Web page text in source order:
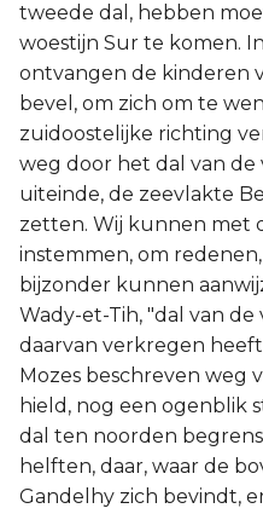
tweede dal, hebben
woestijn Sur te komen.
ontvangen de kinderen
bevel, om zich om te
zuidoostelijke richting
weg door het dal van
uiteinde, de zeevlakte
zetten. Wij kunnen met
instemmen, om
bijzonder kunnen
Wady-et-Tih, "dal van
daarvan verkregen
Mozes beschreven weg
hield, nog een ogenblik
dal ten noorden
helften, daar, waar de
Gandelhy zich bevindt,